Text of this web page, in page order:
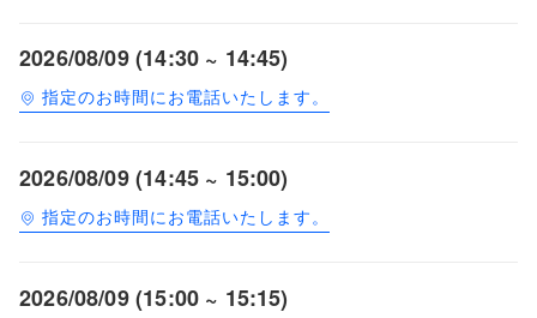
2026/08/09 (14:30 ~ 14:45)
指定のお時間にお電話いたします。
2026/08/09 (14:45 ~ 15:00)
指定のお時間にお電話いたします。
2026/08/09 (15:00 ~ 15:15)